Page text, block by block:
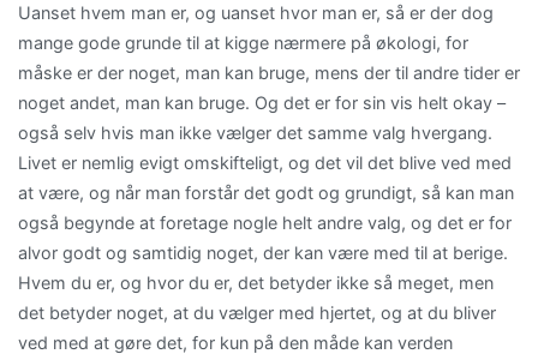
Uanset hvem man er, og uanset hvor man er, så er der dog
mange gode grunde til at kigge nærmere på økologi, for
måske er der noget, man kan bruge, mens der til andre tider er
noget andet, man kan bruge. Og det er for sin vis helt okay –
også selv hvis man ikke vælger det samme valg hvergang.
Livet er nemlig evigt omskifteligt, og det vil det blive ved med
at være, og når man forstår det godt og grundigt, så kan man
også begynde at foretage nogle helt andre valg, og det er for
alvor godt og samtidig noget, der kan være med til at berige.
Hvem du er, og hvor du er, det betyder ikke så meget, men
det betyder noget, at du vælger med hjertet, og at du bliver
ved med at gøre det, for kun på den måde kan verden